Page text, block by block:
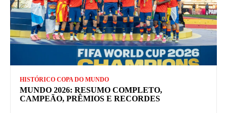
HISTÓRICO COPA DO MUNDO
MUNDO 2026: RESUMO COMPLETO,
CAMPEÃO, PRÊMIOS E RECORDES